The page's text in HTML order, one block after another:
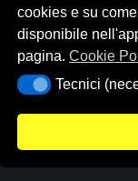
Portale realizzato con
Template Italia
(Alioth)
cookies e su
disponibile
pagina.Cookie
TecniciTecnici